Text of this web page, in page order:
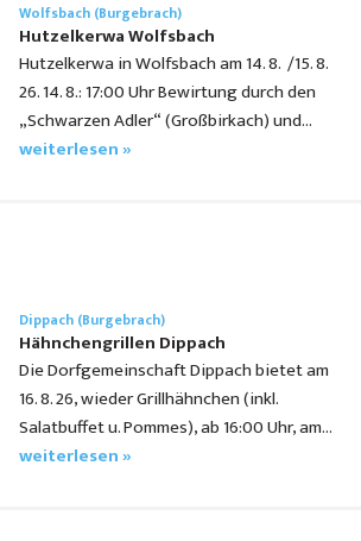
Wolfsbach (Burgebrach)
Hutzelkerwa Wolfsbach
Hutzelkerwa in Wolfsbach am 14. 8. /15. 8.
26. 14. 8.: 17:00 Uhr Bewirtung durch den
„Schwarzen Adler“ (Großbirkach) und…
weiterlesen »
Dippach (Burgebrach)
Hähnchengrillen Dippach
Die Dorfgemeinschaft Dippach bietet am
16. 8. 26, wieder Grillhähnchen (inkl.
Salatbuffet u. Pommes), ab 16:00 Uhr, am…
weiterlesen »